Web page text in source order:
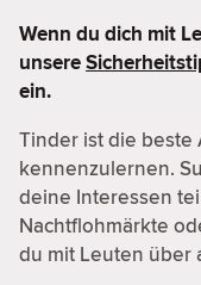
Wenn du dich mit
unsere
ein.
Tinder ist die beste
kennenzulernen.
deine Interessen
Nachtflohmärkte
du mit Leuten über